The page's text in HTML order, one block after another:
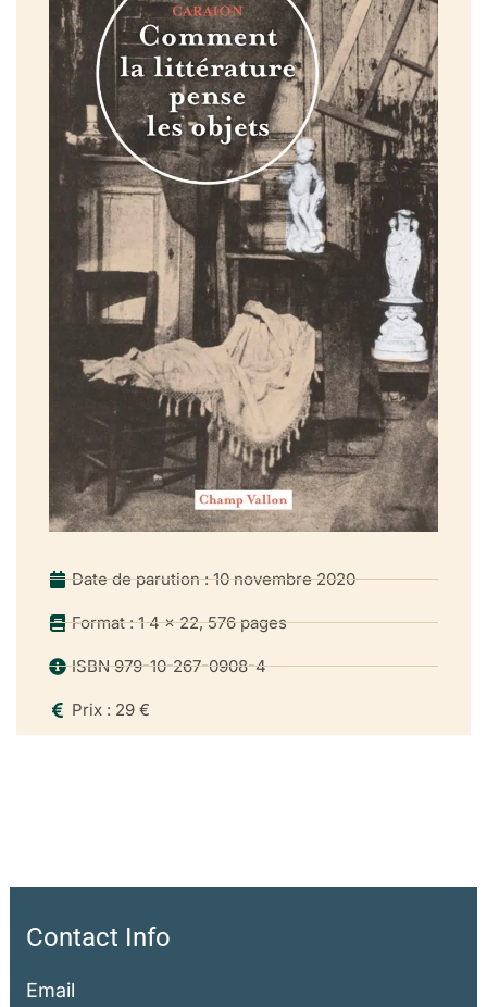
Date de parution : 10 novembre 2020
Format : 1 4 x 22, 576 pages
ISBN 979-10-267-0908-4
Prix : 29 €
Contact Info
Email